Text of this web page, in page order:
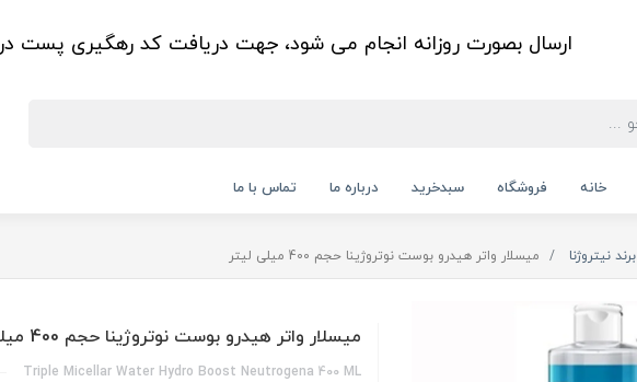
ارسال بصورت روزانه انجام می شود، جهت دریافت کد رهگیری پست در
خانه فروشگاه سبدخرید درباره ما تماس با ما
برند نیتروژنا میسلار واتر هیدرو بوست نوتروژینا حجم 400 میلی لیتر
میسلار واتر هیدرو بوست نوتروژینا حجم 400 میلی لیتر
Triple Micellar Water Hydro Boost Neutrogena 400 ML